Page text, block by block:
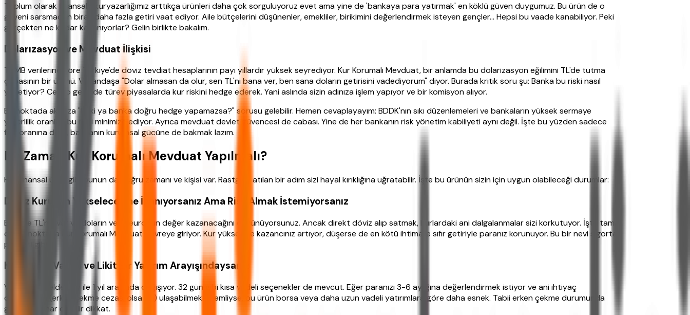
Toplum olarak finansal okuryazarlığımız arttıkça ürünleri daha çok sorguluyoruz evet ama yine de 'bankaya para yatırmak' en köklü güven duygumuz. Bu ürün de o
güveni sarsmadan biraz daha fazla getiri vaat ediyor. Aile bütçelerini düşünenler, emekliler, birikimini değerlendirmek isteyen gençler... Hepsi bu vaade kanabiliyor. Peki
gerçekten ne kadar kazanıyorlar? Gelin birlikte bakalım.
Dolarızasyon ve Mevduat İlişkisi
TCMB verilerine göre Türkiye'de döviz tevdiat hesaplarının payı yıllardır yüksek seyrediyor. Kur Korumalı Mevduat, bir anlamda bu dolarizasyon eğilimini TL'de tutma
çabasının bir ürünü. Vatandaşa "Dolar almasan da olur, sen TL'ni bana ver, ben sana doların getirisini vadediyorum" diyor. Burada kritik soru şu: Banka bu riski nasıl
yönetiyor? Cevap genelde türev piyasalarda kur riskini hedge ederek. Yani aslında sizin adınıza işlem yapıyor ve bir komisyon alıyor.
Bu noktada aklınıza "Peki ya banka doğru hedge yapamazsa?" sorusu gelebilir. Hemen cevaplayayım: BDDK'nın sıkı düzenlemeleri ve bankaların yüksek sermaye
yeterlilik oranları bu riski minimize ediyor. Ayrıca mevduat devlet güvencesi de cabası. Yine de her bankanın risk yönetim kabiliyeti aynı değil. İşte bu yüzden sadece
faiz oranına değil, bankanın kurumsal gücüne de bakmak lazım.
Ne Zaman Kur Korumalı Mevduat Yapılmalı?
Her finansal ürün gibi bunun da doğru zamanı ve kişisi var. Rastgele atılan bir adım sizi hayal kırıklığına uğratabilir. İşte bu ürünün sizin için uygun olabileceği durumlar:
Döviz Kurunun Yükseleceğine İnanıyorsanız Ama Risk Almak İstemiyorsanız
Elinizde TL'niz var ve doların veya euronun değer kazanacağını düşünüyorsunuz. Ancak direkt döviz alıp satmak, kurlardaki ani dalgalanmalar sizi korkutuyor. İşte tam
da bu noktada Kur Korumalı Mevduat devreye giriyor. Kur yükselirse kazancınız artıyor, düşerse de en kötü ihtimalle sıfır getiriyle paranız korunuyor. Bu bir nevi sigorta
poliçesi gibi.
Kısa-Orta Vadeli ve Likit Bir Yatırım Arayışındaysanız
Vadeler genelde 1 ay ile 1 yıl arasında değişiyor. 32 gün gibi kısa vadeli seçenekler de mevcut. Eğer paranızı 3-6 aylığına değerlendirmek istiyor ve ani ihtiyaç
durumunda (erken çekme cezası olsa da) ulaşabilmek önemliyse, bu ürün borsa veya daha uzun vadeli yatırımlara göre daha esnek. Tabii erken çekme durumunda
getiriniz buhar olabilir dikkat.